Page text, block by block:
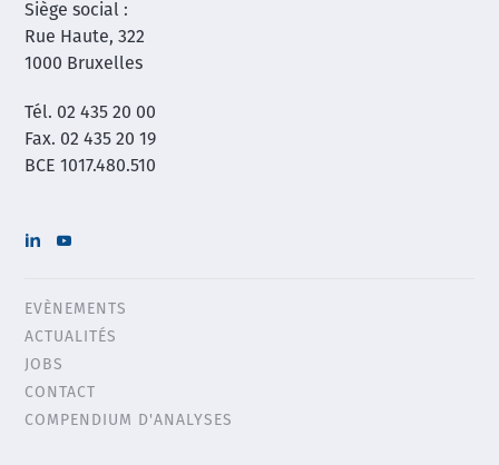
Siège social :
Rue Haute, 322
1000 Bruxelles
Tél. 02 435 20 00
Fax. 02 435 20 19
BCE 1017.480.510
Header
menu
EVÈNEMENTS
ACTUALITÉS
JOBS
CONTACT
COMPENDIUM D'ANALYSES